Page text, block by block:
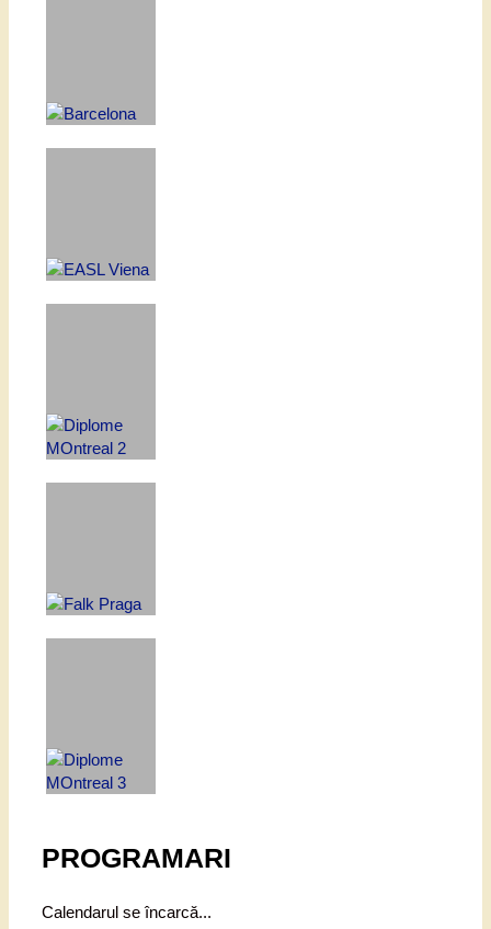
PROGRAMARI
Calendarul se încarcă...